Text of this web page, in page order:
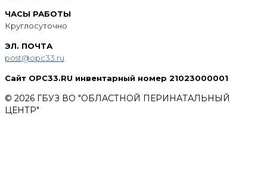
ЧАСЫ РАБОТЫ
Круглосуточно
ЭЛ. ПОЧТА
post@opc33.ru
Сайт OPC33.RU инвентарный номер 21023000001
© 2026 ГБУЗ ВО "ОБЛАСТНОЙ ПЕРИНАТАЛЬНЫЙ
ЦЕНТР"